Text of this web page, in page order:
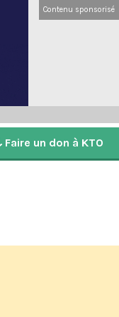
Contenu sponsorisé
Faire un don à KTO